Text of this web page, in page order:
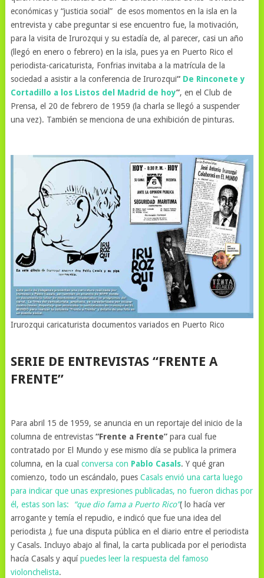
económicas y “justicia social” de esos momentos en la isla en la
entrevista y cabe preguntar si ese encuentro fue, la motivación,
para la visita de Irurozqui y su estadía de, al parecer, casi un año
(llegó en enero o febrero) en la isla, pues ya en Puerto Rico el
periodista-caricaturista, Fonfrias invitaba a la matrícula de la
sociedad a asistir a la conferencia de Irurozqui“ De Rinconete y
Cortadillo a los Listos del Madrid de hoy”, en el Club de
Prensa, el 20 de febrero de 1959 (la charla se llegó a suspender
una vez). También se menciona de una exhibición de pinturas.
Irurozqui caricaturista documentos variados en Puerto Rico
SERIE DE ENTREVISTAS “FRENTE A
FRENTE”
Para abril 15 de 1959, se anuncia en un reportaje del inicio de la
columna de entrevistas “Frente a Frente”para cual fue
contratado por El Mundo y ese mismo día se publica la primera
columna, en la cual conversa con Pablo Casals. Y qué gran
comienzo, todo un escándalo, pues Casals envió una carta luego
para indicar que unas expresiones publicadas, no fueron dichas por
él, estas son las:
“que dio fama a Puerto Rico”( lo hacía ver
arrogante y temía el repudio, e indicó que fue una idea del
periodista ), fue una disputa pública en el diario entre el periodista
y Casals. Incluyo abajo al final, la carta publicada por el periodista
hacía Casals y aquípuedes leer la respuesta del famoso
violonchelista.